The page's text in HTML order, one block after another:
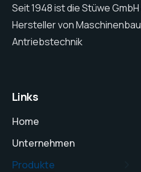
Seit 1948 ist die Stüwe
Hersteller von
Antriebstechnik
Links
Home
Unternehmen
Produkte